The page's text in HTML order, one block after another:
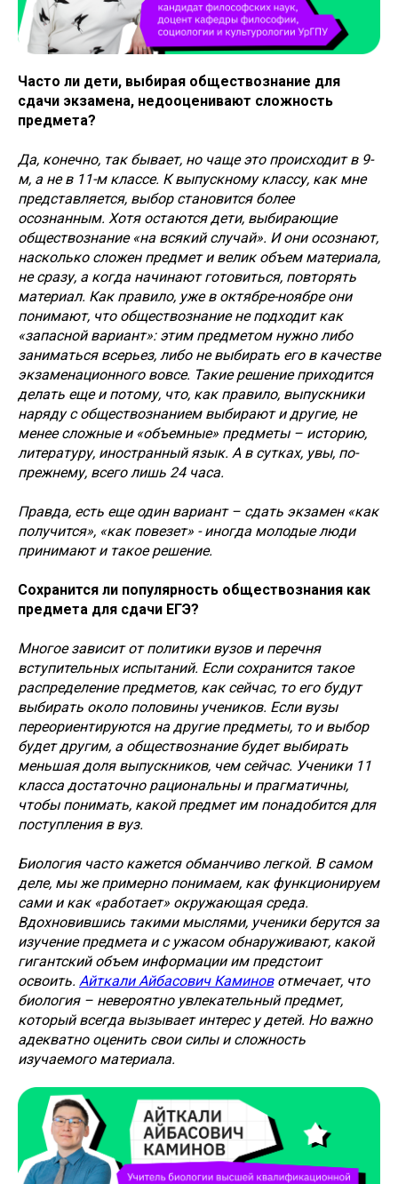
Часто ли дети, выбирая обществознание для
сдачи экзамена, недооценивают сложность
предмета?
Да, конечно, так бывает, но чаще это происходит в 9-
м, а не в 11-м классе. К выпускному классу, как мне
представляется, выбор становится более
осознанным. Хотя остаются дети, выбирающие
обществознание «на всякий случай». И они осознают,
насколько сложен предмет и велик объем материала,
не сразу, а когда начинают готовиться, повторять
материал. Как правило, уже в октябре-ноябре они
понимают, что обществознание не подходит как
«запасной вариант»: этим предметом нужно либо
заниматься всерьез, либо не выбирать его в качестве
экзаменационного вовсе. Такие решение приходится
делать еще и потому, что, как правило, выпускники
наряду с обществознанием выбирают и другие, не
менее сложные и «объемные» предметы – историю,
литературу, иностранный язык. А в сутках, увы, по-
прежнему, всего лишь 24 часа.
Правда, есть еще один вариант – сдать экзамен «как
получится», «как повезет» - иногда молодые люди
принимают и такое решение.
Сохранится ли популярность обществознания как
предмета для сдачи ЕГЭ?
Многое зависит от политики вузов и перечня
вступительных испытаний. Если сохранится такое
распределение предметов, как сейчас, то его будут
выбирать около половины учеников. Если вузы
переориентируются на другие предметы, то и выбор
будет другим, а обществознание будет выбирать
меньшая доля выпускников, чем сейчас. Ученики 11
класса достаточно рациональны и прагматичны,
чтобы понимать, какой предмет им понадобится для
поступления в вуз.
Биология часто кажется обманчиво легкой. В самом
деле, мы же примерно понимаем, как функционируем
сами и как «работает» окружающая среда.
Вдохновившись такими мыслями, ученики берутся за
изучение предмета и с ужасом обнаруживают, какой
гигантский объем информации им предстоит
освоить. Айткали Айбасович Каминовотмечает, что
биология – невероятно увлекательный предмет,
который всегда вызывает интерес у детей. Но важно
адекватно оценить свои силы и сложность
изучаемого материала.